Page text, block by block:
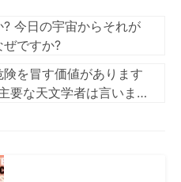
今日の宇宙からそれが
ですか?
を冒す価値があります
要な天文学者は言いま